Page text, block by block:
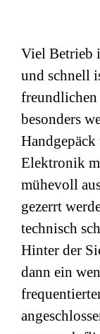
Viel Betrieb
und schnell
besonders
Elektronik
mühevoll
gezerrt
technisch
Hinter der
dann ein